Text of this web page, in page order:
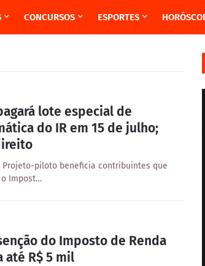
CONCURSOS ESPORTES
lote especial de
do IR em 15 de julho;
Projeto-piloto beneficia contribuintes que
Impost…
do Imposto de Renda
até R$ 5 mil